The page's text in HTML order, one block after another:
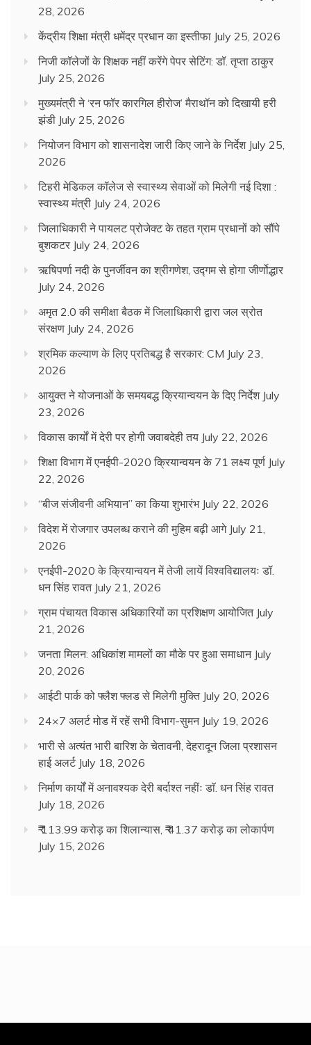
28, 2026
केंद्रीय शिक्षा मंत्री धमेंद्र प्रधान का इस्तीफा July 25, 2026
निजी कॉलेजों के शिक्षक नहीं करेंगे पेपर सेटिंग: डॉ. तृप्ता ठाकुर
July 25, 2026
मुख्यमंत्री ने ‘रन फॉर कारगिल हीरोज’ मैराथॉन को दिखायी हरी
झंडी July 25, 2026
नियोजन विभाग को शासनादेश जारी किए जाने के निर्देश July 25,
2026
टिहरी मेडिकल कॉलेज से स्वास्थ्य सेवाओं को मिलेगी नई दिशा :
स्वास्थ्य मंत्री July 24, 2026
जिलाधिकारी ने पायलट प्रोजेक्ट के तहत ग्राम प्रधानों को सौंपे
बुशकटर July 24, 2026
ऋषिपर्णा नदी के पुनर्जीवन का श्रीगणेश, उद्गम से होगा जीर्णोद्धार
July 24, 2026
अमृत 2.0 की समीक्षा बैठक में जिलाधिकारी द्वारा जल स्रोत
संरक्षण July 24, 2026
श्रमिक कल्याण के लिए प्रतिबद्ध है सरकार: CM July 23,
2026
आयुक्त ने योजनाओं के समयबद्ध क्रियान्वयन के दिए निर्देश July
23, 2026
विकास कार्यों में देरी पर होगी जवाबदेही तय July 22, 2026
शिक्षा विभाग में एनईपी-2020 क्रियान्वयन के 71 लक्ष्य पूर्ण July
22, 2026
“बीज संजीवनी अभियान” का किया शुभारंभ July 22, 2026
विदेश में रोजगार उपलब्ध कराने की मुहिम बढ़ी आगे July 21,
2026
एनईपी-2020 के क्रियान्वयन में तेजी लायें विश्वविद्यालयः डॉ.
धन सिंह रावत July 21, 2026
ग्राम पंचायत विकास अधिकारियों का प्रशिक्षण आयोजित July
21, 2026
जनता मिलन: अधिकांश मामलों का मौके पर हुआ समाधान July
20, 2026
आईटी पार्क को फ्लैश फ्लड से मिलेगी मुक्ति July 20, 2026
24×7 अलर्ट मोड में रहें सभी विभाग-सुमन July 19, 2026
भारी से अत्यंत भारी बारिश के चेतावनी, देहरादून जिला प्रशासन
हाई अलर्ट July 18, 2026
निर्माण कार्यों में अनावश्यक देरी बर्दाश्त नहींः डाॅ. धन सिंह रावत
July 18, 2026
₹ 113.99 करोड़ का शिलान्यास, ₹ 41.37 करोड़ का लोकार्पण
July 15, 2026